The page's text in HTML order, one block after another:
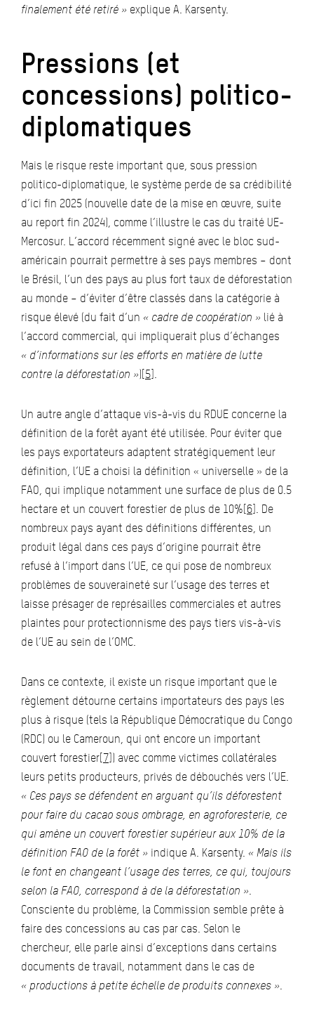
finalement été retiré » explique A. Karsenty.
Pressions (et
concessions) politico-
diplomatiques
Mais le risque reste important que, sous pression
politico-diplomatique, le système perde de sa crédibilité
d’ici fin 2025 (nouvelle date de la mise en œuvre, suite
au report fin 2024), comme l’illustre le cas du traité UE-
Mercosur. L’accord récemment signé avec le bloc sud-
américain pourrait permettre à ses pays membres – dont
le Brésil, l’un des pays au plus fort taux de déforestation
au monde – d’éviter d’être classés dans la catégorie à
risque élevé (du fait d’un « cadre de coopération » lié à
l’accord commercial, qui impliquerait plus d’échanges
« d’informations sur les efforts en matière de lutte
contre la déforestation »)[5].
Un autre angle d’attaque vis-à-vis du RDUE concerne la
définition de la forêt ayant été utilisée. Pour éviter que
les pays exportateurs adaptent stratégiquement leur
définition, l’UE a choisi la définition « universelle » de la
FAO, qui implique notamment une surface de plus de 0.5
hectare et un couvert forestier de plus de 10%[6]. De
nombreux pays ayant des définitions différentes, un
produit légal dans ces pays d’origine pourrait être
refusé à l’import dans l’UE, ce qui pose de nombreux
problèmes de souveraineté sur l’usage des terres et
laisse présager de représailles commerciales et autres
plaintes pour protectionnisme des pays tiers vis-à-vis
de l’UE au sein de l’OMC.
Dans ce contexte, il existe un risque important que le
règlement détourne certains importateurs des pays les
plus à risque (tels la République Démocratique du Congo
(RDC) ou le Cameroun, qui ont encore un important
couvert forestier[7]) avec comme victimes collatérales
leurs petits producteurs, privés de débouchés vers l’UE.
« Ces pays se défendent en arguant qu’ils déforestent
pour faire du cacao sous ombrage, en agroforesterie, ce
qui amène un couvert forestier supérieur aux 10% de la
définition FAO de la forêt » indique A. Karsenty. « Mais ils
le font en changeant l’usage des terres, ce qui, toujours
selon la FAO, correspond à de la déforestation ».
Consciente du problème, la Commission semble prête à
faire des concessions au cas par cas. Selon le
chercheur, elle parle ainsi d’exceptions dans certains
documents de travail, notamment dans le cas de
« productions à petite échelle de produits connexes ».